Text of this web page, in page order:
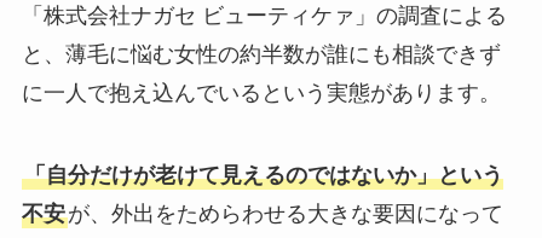
「株式会社ナガセ ビューティケァ」の調査による
と、薄毛に悩む女性の約半数が誰にも相談できず
に一人で抱え込んでいるという実態があります。
「自分だけが老けて見えるのではないか」という
不安が、外出をためらわせる大きな要因になって